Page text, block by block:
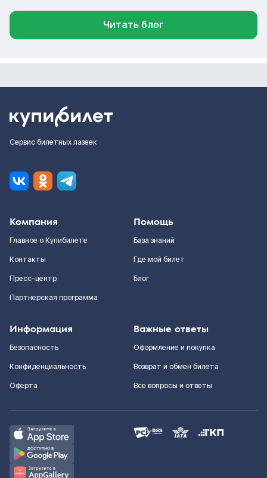
Читать блог
Сервис билетных лазеек
Компания
Главное о Купибилете
Контакты
Пресс-центр
Партнерская программа
Помощь
База знаний
Где мой билет
Блог
Информация
Безопасность
Конфиденциальность
Оферта
Важные ответы
Оформление и покупка
Возврат и обмен билета
Все вопросы и ответы